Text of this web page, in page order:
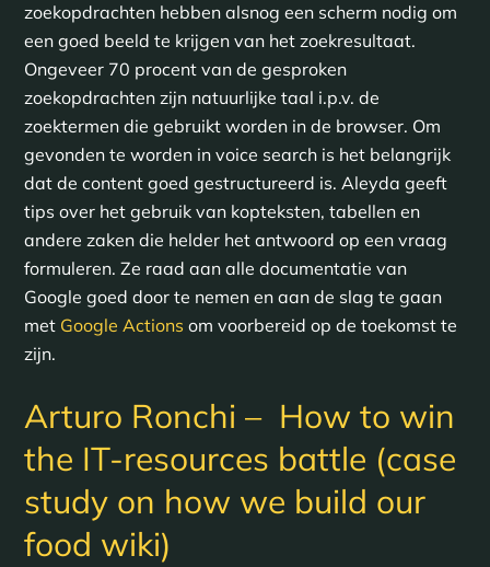
zoekopdrachten hebben alsnog een scherm nodig om
een goed beeld te krijgen van het zoekresultaat.
Ongeveer 70 procent van de gesproken
zoekopdrachten zijn natuurlijke taal i.p.v. de
zoektermen die gebruikt worden in de browser. Om
gevonden te worden in voice search is het belangrijk
dat de content goed gestructureerd is. Aleyda geeft
tips over het gebruik van kopteksten, tabellen en
andere zaken die helder het antwoord op een vraag
formuleren. Ze raad aan alle documentatie van
Google goed door te nemen en aan de slag te gaan
met Google Actions om voorbereid op de toekomst te
zijn.
Arturo Ronchi – How to win
the IT-resources battle (case
study on how we build our
food wiki)